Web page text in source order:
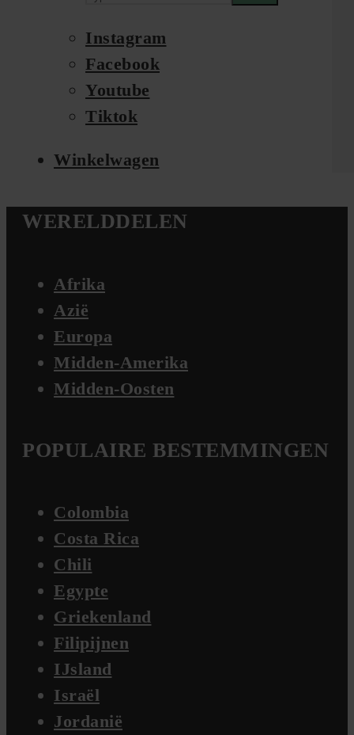
Instagram
Facebook
Youtube
Tiktok
Winkelwagen
WERELDDELEN
Afrika
Azië
Europa
Midden-Amerika
Midden-Oosten
POPULAIRE BESTEMMINGEN
Colombia
Costa Rica
Chili
Egypte
Griekenland
Filipijnen
IJsland
Israël
Jordanië